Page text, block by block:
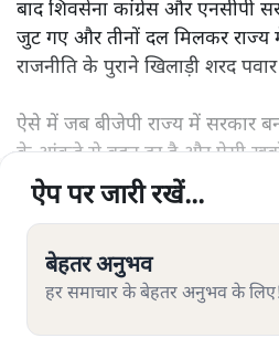
बाद शिवसेना कांग्रेस और एनसीपी
जुट गए और तीनों दल मिलकर राज्य
राजनीति के पुराने खिलाड़ी शरद पवार
ऐसे में जब बीजेपी राज्य में सरकार
के आंकड़े से बहुत दूर है और ऐसी
फिर से चुनाव होने की बात कह रही
चंद्रकात पाटिल का यह कहना कि
ऐप पर जारी रखें...
बेहतर अनुभव
हर समाचार के बेहतर अनुभव के
ऐप पर जारी रखें...
बेहतर अनुभव
हर समाचार के बेहतर अनुभव के
ऐप पर जारी रखें...
बेहतर अनुभव
हर समाचार के बेहतर अनुभव के
ऐप पर जारी रखें...
बेहतर अनुभव
हर समाचार के बेहतर अनुभव के
ऐप पर जारी रखें...
बेहतर अनुभव
हर समाचार के बेहतर अनुभव के
ऐप पर जारी रखें...
बेहतर अनुभव
हर समाचार के बेहतर अनुभव के
ऐप पर जारी रखें...
बेहतर अनुभव
हर समाचार के बेहतर अनुभव के